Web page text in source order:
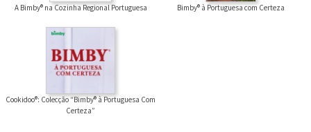
A Bimby® na Cozinha Regional Portuguesa Bimby® à Portuguesa com Certeza
Cookidoo®: Colecção “Bimby® à Portuguesa Com
Certeza”